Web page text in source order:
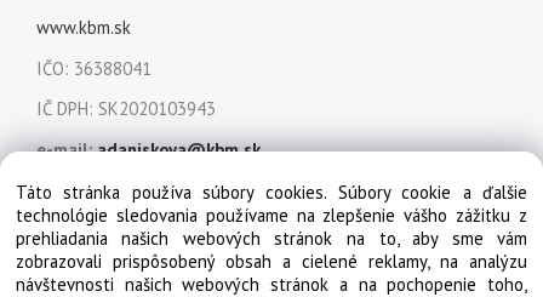
www.kbm.sk
IČO: 36388041
IČ DPH: SK2020103943
e-mail:adaniskova@kbm.sk
Táto stránka používa súbory cookies. Súbory cookie a ďalšie
technológie sledovania používame na zlepšenie vášho zážitku z
prehliadania našich webových stránok na to, aby sme vám
zobrazovali prispôsobený obsah a cielené reklamy, na analýzu
návštevnosti našich webových stránok a na pochopenie toho,